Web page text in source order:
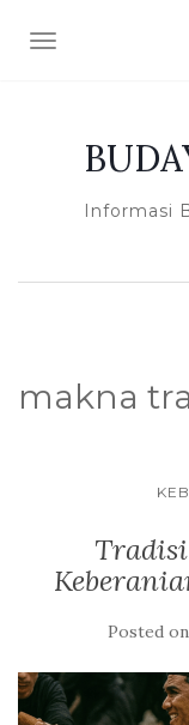
TOGGLE
Informasi
makna
Posted on